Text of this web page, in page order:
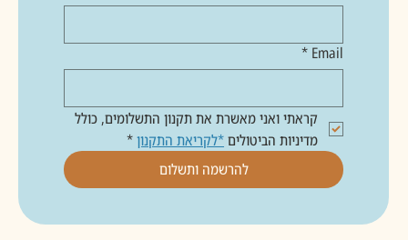
Email
*
קראתי ואני מאשרת את תקנון התשלומים, כולל
מדיניות הביטולים *לקריאת התקנון*
להרשמה ותשלום